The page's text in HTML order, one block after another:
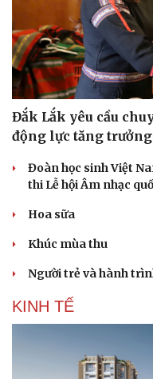
Doanh nghiệp
Doanh nghiệp 24h
Doanh nhân
Đắk Lắk yêu cầu
động lực tăng trưởng
Đoàn học sinh Việt
thi Lễ hội Âm nhạc
Hoa sữa
Khúc mùa thu
Người trẻ và hành
KINH TẾ